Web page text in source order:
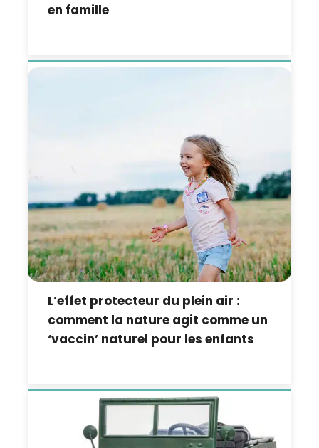
en famille
L’effet protecteur du plein air :
comment la nature agit comme un
‘vaccin’ naturel pour les enfants